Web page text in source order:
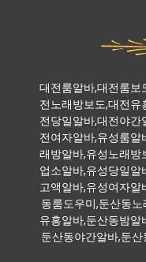
대전룸알바,대전룸보
전노래방보도,대전유
전당일알바,대전야간
전여자알바,유성룸알
래방알바,유성노래방
업소알바,유성당일알
고액알바,유성여자
동룸도우미,둔산동
유흥알바,둔산동밤
둔산동야간알바,둔